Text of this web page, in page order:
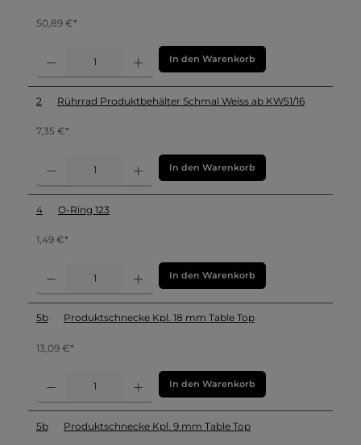
50,89 €*
In den Warenkorb
2 Rührrad Produktbehälter Schmal Weiss ab KW51/16
7,35 €*
In den Warenkorb
4 O-Ring 123
1,49 €*
In den Warenkorb
5b Produktschnecke Kpl. 18 mm Table Top
13,09 €*
In den Warenkorb
5b Produktschnecke Kpl. 9 mm Table Top